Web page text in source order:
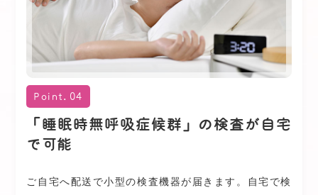
また、お困りの場合は、遠慮なく受付でおたずね
Point.04
「睡眠時無呼吸症候群」の検査が自宅
で可能
ご自宅へ配送で小型の検査機器が届きます。自宅で検